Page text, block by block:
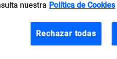
nuestra Política de Cookies
Rechazar todas